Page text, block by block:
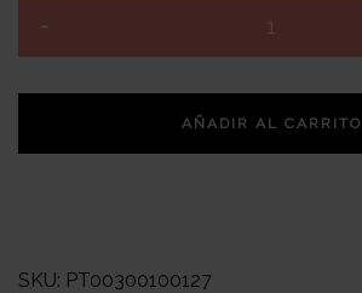
AÑADIR AL CARRITO
SKU: PT00300100127